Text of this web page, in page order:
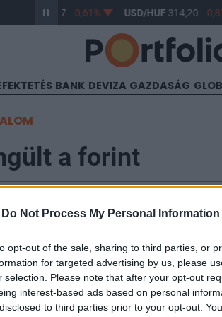
Do Not Process My Personal Information
opt-out of the sale, sharing to third parties, or
for targeted advertising by us, please
selection. Please note that after your opt-out
interest-based ads based on personal
to third parties prior to your opt-out.
363,17 -0,61% USD/HUF314,20 -
BANK DEVIZA GAZDASÁG
a forint
forinterősödési hullám pénteken
befektetői hangulatban ismét
az euróval szembeni jegyzések 268-
azonban még így is közel 2%-